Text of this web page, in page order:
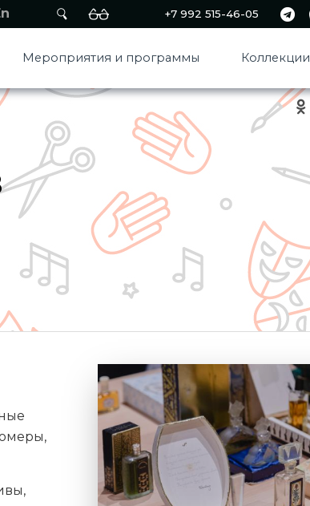
+7 992 515-46-05
Мероприятия и программы Коллекции